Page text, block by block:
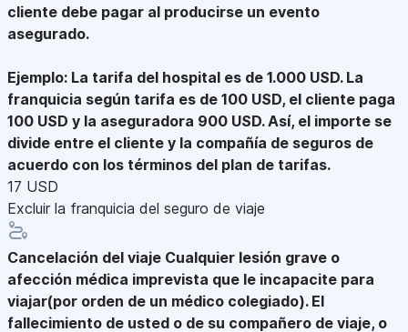
cliente debe pagar al producirse un evento
asegurado.
Ejemplo: La tarifa del hospital es de 1.000 USD. La
franquicia según tarifa es de 100 USD, el cliente paga
100 USD y la aseguradora 900 USD. Así, el importe se
divide entre el cliente y la compañía de seguros de
acuerdo con los términos del plan de tarifas.
17 USD
Excluir la franquicia del seguro de viaje
Cancelación del viaje Cualquier lesión grave o
afección médica imprevista que le incapacite para
viajar(por orden de un médico colegiado). El
fallecimiento de usted o de su compañero de viaje, o